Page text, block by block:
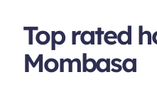
Top rated
Mombasa